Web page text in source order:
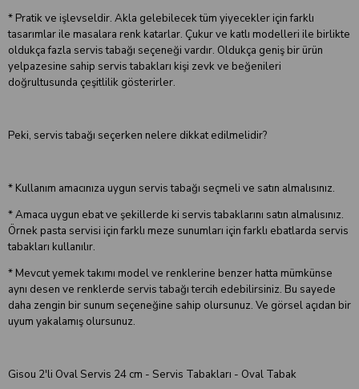
* Pratik ve işlevseldir. Akla gelebilecek tüm yiyecekler için farklı
tasarımlar ile masalara renk katarlar. Çukur ve katlı modelleri ile birlikte
oldukça fazla servis tabağı seçeneği vardır. Oldukça geniş bir ürün
yelpazesine sahip servis tabakları kişi zevk ve beğenileri
doğrultusunda çeşitlilik gösterirler.
Peki, servis tabağı seçerken nelere dikkat edilmelidir?
* Kullanım amacınıza uygun servis tabağı seçmeli ve satın almalısınız.
* Amaca uygun ebat ve şekillerde ki servis tabaklarını satın almalısınız.
Örnek pasta servisi için farklı meze sunumları için farklı ebatlarda servis
tabakları kullanılır.
* Mevcut yemek takımı model ve renklerine benzer hatta mümkünse
aynı desen ve renklerde servis tabağı tercih edebilirsiniz. Bu sayede
daha zengin bir sunum seçeneğine sahip olursunuz. Ve görsel açıdan bir
uyum yakalamış olursunuz.
Gisou 2'li Oval Servis 24 cm - Servis Tabakları - Oval Tabak